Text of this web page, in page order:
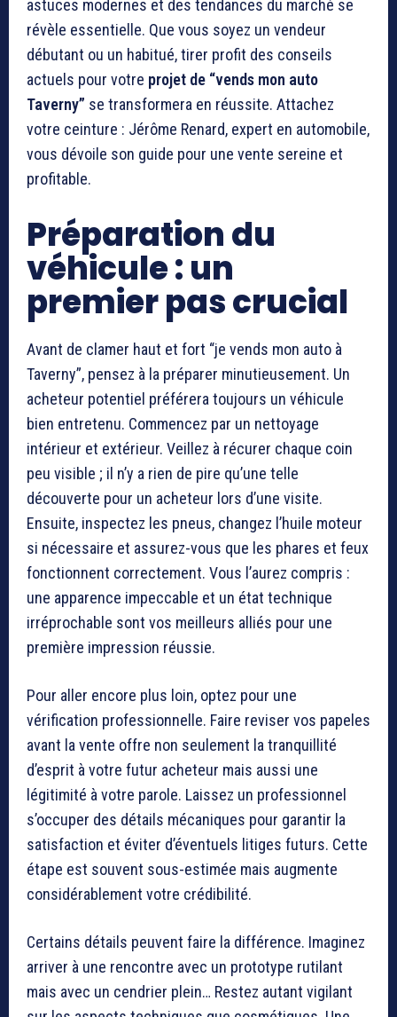
astuces modernes et des tendances du marché se
révèle essentielle. Que vous soyez un vendeur
débutant ou un habitué, tirer profit des conseils
actuels pour votre projet de “vends mon auto
Taverny” se transformera en réussite. Attachez
votre ceinture : Jérôme Renard, expert en automobile,
vous dévoile son guide pour une vente sereine et
profitable.
Préparation du
véhicule : un
premier pas crucial
Avant de clamer haut et fort “je vends mon auto à
Taverny”, pensez à la préparer minutieusement. Un
acheteur potentiel préférera toujours un véhicule
bien entretenu. Commencez par un nettoyage
intérieur et extérieur. Veillez à récurer chaque coin
peu visible ; il n’y a rien de pire qu’une telle
découverte pour un acheteur lors d’une visite.
Ensuite, inspectez les pneus, changez l’huile moteur
si nécessaire et assurez-vous que les phares et feux
fonctionnent correctement. Vous l’aurez compris :
une apparence impeccable et un état technique
irréprochable sont vos meilleurs alliés pour une
première impression réussie.
Pour aller encore plus loin, optez pour une
vérification professionnelle. Faire reviser vos papeles
avant la vente offre non seulement la tranquillité
d’esprit à votre futur acheteur mais aussi une
légitimité à votre parole. Laissez un professionnel
s’occuper des détails mécaniques pour garantir la
satisfaction et éviter d’éventuels litiges futurs. Cette
étape est souvent sous-estimée mais augmente
considérablement votre crédibilité.
Certains détails peuvent faire la différence. Imaginez
arriver à une rencontre avec un prototype rutilant
mais avec un cendrier plein… Restez autant vigilant